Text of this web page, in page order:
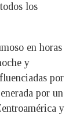
los
en horas
y
por
por un
y